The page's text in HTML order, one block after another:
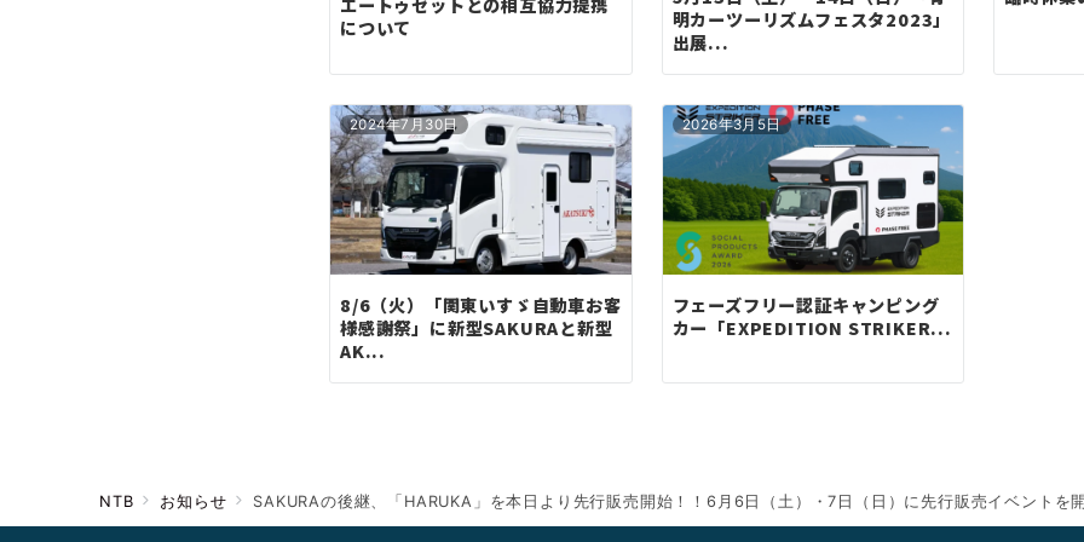
について
明カーツーリズムフェスタ2023」
出展...
2024年7月30日
8/6（火）「関東いすゞ自動車お客
様感謝祭」に新型SAKURAと新型
AK...
2026年3月5日
フェーズフリー認証キャンピング
カー「EXPEDITION STRIKER...
NTB お知らせ SAKURAの後継、「HARUKA」を本日より先行販売開始！！6月6日（土）・7日（日）に先行販売イベントを